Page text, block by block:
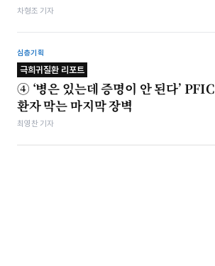
차형조 기자
심층기획
극희귀질환 리포트
④ ‘병은 있는데 증명이 안 된다’ PFIC
환자 막는 마지막 장벽
최영찬 기자